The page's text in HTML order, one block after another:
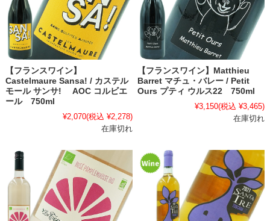
【フランスワイン】
Castelmaure Sansa! / カステル
モール サンサ! AOC コルビエ
ール 750ml
¥2,070(税込 ¥2,278)
在庫切れ
【フランスワイン】Matthieu
Barret マチュ・バレー / Petit
Ours プティ ウルス22 750ml
¥3,150(税込 ¥3,465)
在庫切れ